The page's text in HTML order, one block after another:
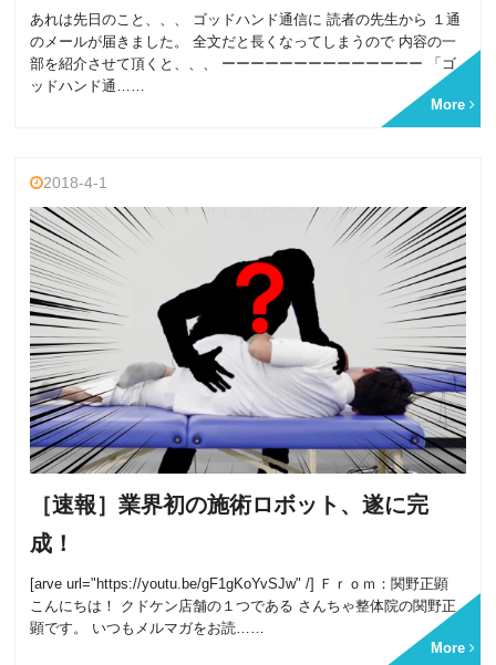
あれは先日のこと、、、 ゴッドハンド通信に 読者の先生から １通
のメールが届きました。 全文だと長くなってしまうので 内容の一
部を紹介させて頂くと、、、 ーーーーーーーーーーーーーー 「ゴ
ッドハンド通……
More
2018-4-1
［速報］業界初の施術ロボット、遂に完
成！
[arve url="https://youtu.be/gF1gKoYvSJw" /] Ｆｒｏｍ：関野正顕
こんにちは！ クドケン店舗の１つである さんちゃ整体院の関野正
顕です。 いつもメルマガをお読……
More